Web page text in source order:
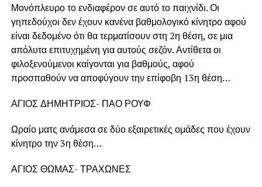
Μονόπλευρο το ενδιαφέρον σε αυτό το παιχνίδι. Οι
γηπεδούχοι δεν έχουν κανένα βαθμολογικό κίνητρο αφού
είναι δεδομένο ότι θα τερματίσουν στη 2η θέση, σε μια
απόλυτα επιτυχημένη για αυτούς σεζόν. Αντίθετα οι
φιλοξενούμενοι καίγονται για βαθμούς, αφού
προσπαθούν να αποφύγουν την επίφοβη 13η θέση…
ΑΓΙΟΣ ΔΗΜΗΤΡΙΟΣ- ΠΑΟ ΡΟΥΦ
Ωραίο ματς ανάμεσα σε δύο εξαιρετικές ομάδες που έχουν
κίνητρο την 3η θέση…
ΑΓΙΟΣ ΘΩΜΑΣ- ΤΡΑΧΩΝΕΣ